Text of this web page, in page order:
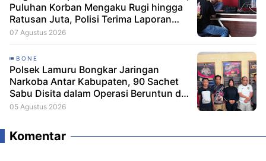
Puluhan Korban Mengaku Rugi hingga
Ratusan Juta, Polisi Terima Laporan
Resmi
07 Agustus 2026
BONE
Polsek Lamuru Bongkar Jaringan
Narkoba Antar Kabupaten, 90 Sachet
Sabu Disita dalam Operasi Beruntun di
Bone dan Soppeng
05 Agustus 2026
Komentar